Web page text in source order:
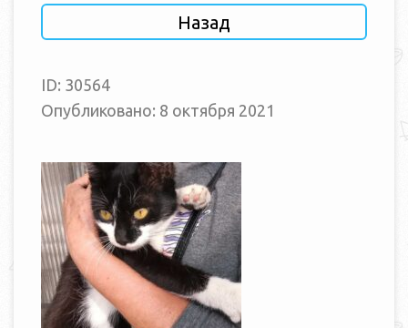
Назад
ID: 30564
Опубликовано: 8 октября 2021